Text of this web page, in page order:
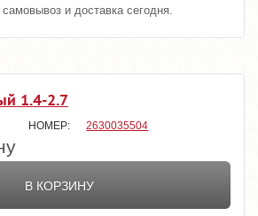
и доставка сегодня.
1.4-2.7
2630035504
В КОРЗИНУ